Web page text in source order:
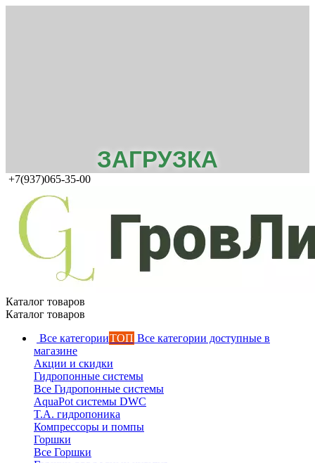
ЗАГРУЗКА
+7(937)065-35-00
Каталог товаров
Каталог товаров
Все категорииТОП Все категории доступные в
магазине
Акции и скидки
Гидропонные системы
Все Гидропонные системы
AquaPot системы DWC
T.A. гидропоника
Компрессоры и помпы
Горшки
Все Горшки